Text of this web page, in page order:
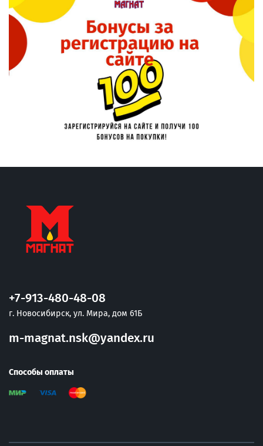
+7-913-480-48-08
г. Новосибирск, ул. Мира, дом 61Б
m-magnat.nsk@yandex.ru
Способы оплаты